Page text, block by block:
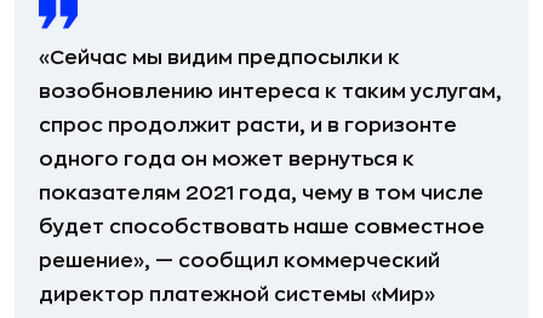
«Сейчас мы видим предпосылки к
возобновлению интереса к таким услугам,
спрос продолжит расти, и в горизонте
одного года он может вернуться к
показателям 2021 года, чему в том числе
будет способствовать наше совместное
решение», — сообщил коммерческий
директор платежной системы «Мир»